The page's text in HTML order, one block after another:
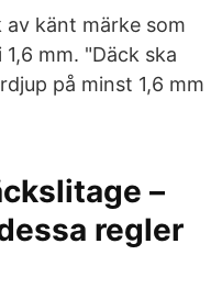
känt märke som
mm. "Däck ska
på minst 1,6 mm
–
regler